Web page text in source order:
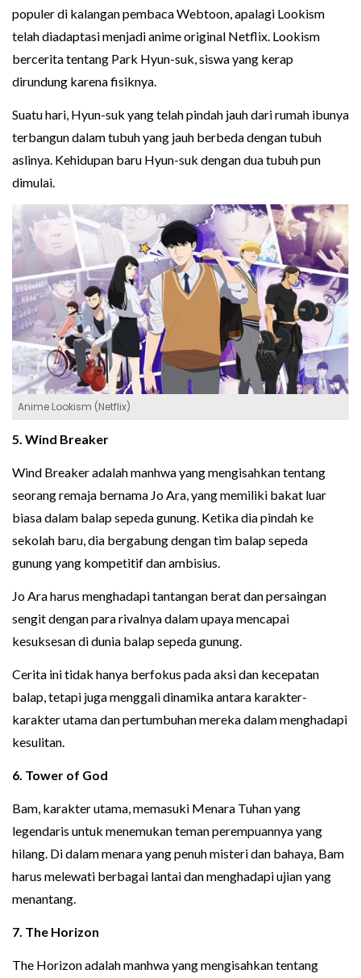
populer di kalangan pembaca Webtoon, apalagi Lookism
telah diadaptasi menjadi anime original Netflix. Lookism
bercerita tentang Park Hyun-suk, siswa yang kerap
dirundung karena fisiknya.
Suatu hari, Hyun-suk yang telah pindah jauh dari rumah ibunya
terbangun dalam tubuh yang jauh berbeda dengan tubuh
aslinya. Kehidupan baru Hyun-suk dengan dua tubuh pun
dimulai.
Anime Lookism (Netflix)
5. Wind Breaker
Wind Breaker adalah manhwa yang mengisahkan tentang
seorang remaja bernama Jo Ara, yang memiliki bakat luar
biasa dalam balap sepeda gunung. Ketika dia pindah ke
sekolah baru, dia bergabung dengan tim balap sepeda
gunung yang kompetitif dan ambisius.
Jo Ara harus menghadapi tantangan berat dan persaingan
sengit dengan para rivalnya dalam upaya mencapai
kesuksesan di dunia balap sepeda gunung.
Cerita ini tidak hanya berfokus pada aksi dan kecepatan
balap, tetapi juga menggali dinamika antara karakter-
karakter utama dan pertumbuhan mereka dalam menghadapi
kesulitan.
6. Tower of God
Bam, karakter utama, memasuki Menara Tuhan yang
legendaris untuk menemukan teman perempuannya yang
hilang. Di dalam menara yang penuh misteri dan bahaya, Bam
harus melewati berbagai lantai dan menghadapi ujian yang
menantang.
7. The Horizon
The Horizon adalah manhwa yang mengisahkan tentang